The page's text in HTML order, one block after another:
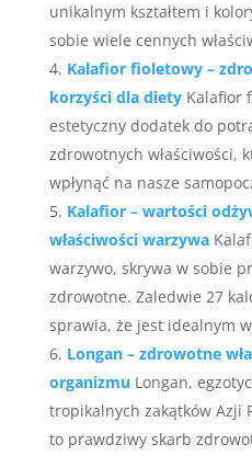
unikalnym kształtem i
sobie wiele cennych
Kalafior fioletowy –
korzyści dla diety Kalafior
estetyczny dodatek do
zdrowotnych właściwości,
wpłynąć na nasze
Kalafior – wartości
właściwości warzywa
warzywo, skrywa w sobie
zdrowotne. Zaledwie 27
sprawia, że jest idealnym
Longan – zdrowotne
organizmu Longan,
tropikalnych zakątków Azji
to prawdziwy skarb